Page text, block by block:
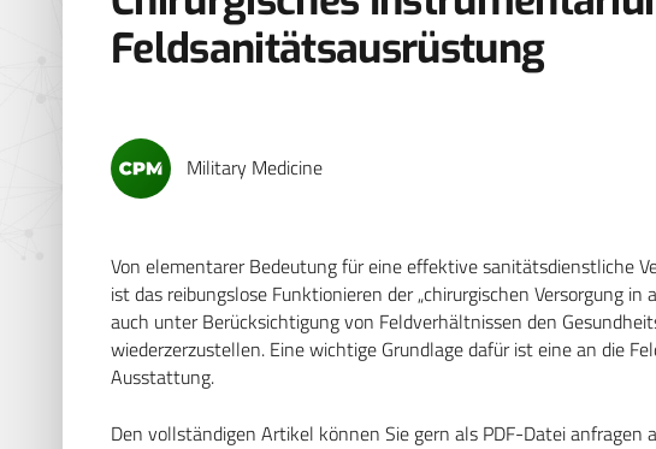
Feldsanitätsausrüstung
Military Medicine
Von elementarer Bedeutung für eine effektive sanitätsdienstliche
ist das reibungslose Funktionieren der „chirurgischen Versorgung
auch unter Berücksichtigung von Feldverhältnissen den
wiederzerzustellen. Eine wichtige Grundlage dafür ist eine an die
Ausstattung.
Den vollständigen Artikel können Sie gern als PDF-Datei anfragen